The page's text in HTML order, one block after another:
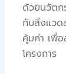
ด้วยนวัตก
กับสิ่งแว
คุ้มค่า เพื่
โครงการ